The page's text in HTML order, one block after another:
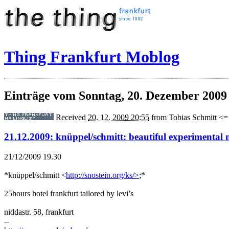
Thing Frankfurt Moblog
Einträge vom Sonntag, 20. Dezember 2009
Received 20. 12. 2009 20:55 from Tobias Schmitt
21.12.2009: knüppel/schmitt: beautiful experimental
21/12/2009 19.30
*knüppel/schmitt <http://snostein.org/ks/>;*
25hours hotel frankfurt tailored by levi’s
niddastr. 58, frankfurt
--